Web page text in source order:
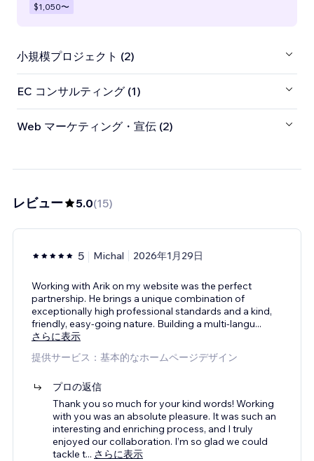
$1,050〜
小規模プロジェクト (2)
EC コンサルティング (1)
Web マーケティング・宣伝 (2)
レビュー 5.0(15)
5 Michal 2026年1月29日
Working with Arik on my website was the perfect
partnership. He brings a unique combination of
exceptionally high professional standards and a kind,
friendly, easy-going nature. Building a multi-langu...
さらに表示
提供サービス：基本的なホームページデザイン
プロの返信
Thank you so much for your kind words! Working
with you was an absolute pleasure. It was such an
interesting and enriching process, and I truly
enjoyed our collaboration. I’m so glad we could
tackle t... さらに表示